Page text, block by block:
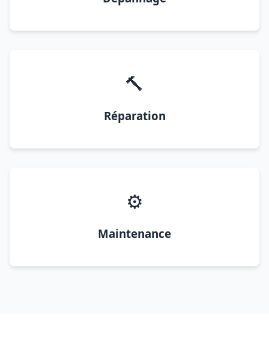
🔨
Réparation
⚙️
Maintenance